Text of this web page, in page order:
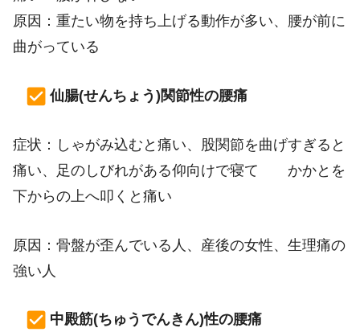
原因：重たい物を持ち上げる動作が多い、腰が前に
曲がっている
仙腸(せんちょう)関節性の腰痛
症状：しゃがみ込むと痛い、股関節を曲げすぎると
痛い、足のしびれがある仰向けで寝て かかとを
下からの上へ叩くと痛い
原因：骨盤が歪んでいる人、産後の女性、生理痛の
強い人
中殿筋(ちゅうでんきん)性の腰痛